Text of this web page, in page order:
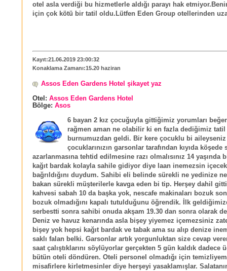
otel asla verdiği bu hizmetlerle aldığı parayı hak
için çok kötü bir tatil oldu.Lütfen Eden Group otellerinden
Kayıt:21.06.2019 23:00:32
Konaklama Zamanı:15.20 haziran
Assos Eden Gardens Hotel şikayet yaz
Otel: Assos Eden Gardens Hotel
Bölge: Asos
6 bayan 2 kız çocuğuyla gittiğimiz yorumları
rağmen aman ne olabilir ki en fazla dediğimiz tatil
burnumuzdan geldi. Bir kere çocuklu bi aileyseniz
çocuklarınızın garsonlar tarafından kıyıda köşede
azarlanmasına tehtid edilmesine razı olmalısınız 14 yaşında
kağıt bardak kolayla sahile gidiyor diye laan inemezsin
bağrıldığını duydum. Sahibi eli belinde sürekli ne yedinize
bakan sürekli müşterilerle kavga eden bi tip. Herşey dahil
kahvesi sabah 10 da başka yok, nescafe makinaları bozuk
bozuk olmadığını kapalı tutulduğunu öğrendik. İlk
serbestti sonra sahibi onuda akşam 19.30 dan sonra olarak
Deniz ve havuz kenarında asla bişey yiyemez içemezsiniz
bişey yok hepsi kağıt bardak ve tabak ama su alıp denize
saklı falan belki. Garsonlar artık yorgunluktan size cevap
saat çalıştıklarını söylüyorlar gerçekten 5 gün kaldık dadece
bütün oteli döndüren. Oteli personel olmadığı için
misafirlere kirletmesinler diye herşeyi yasaklamışlar.